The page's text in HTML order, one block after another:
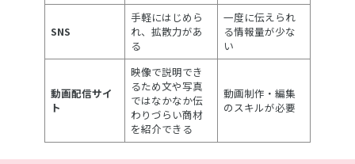
SNS
手軽にはじめら
れ、拡散力があ
る
一度に伝えられ
る情報量が少な
い
動画配信サイ
ト
映像で説明でき
るため文や写真
ではなかなか伝
わりづらい商材
を紹介できる
動画制作・編集
のスキルが必要